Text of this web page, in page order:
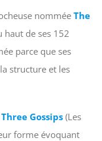
nommée The
haut de ses 152
parce que ses
structure et les
Three Gossips(Les
forme évoquant